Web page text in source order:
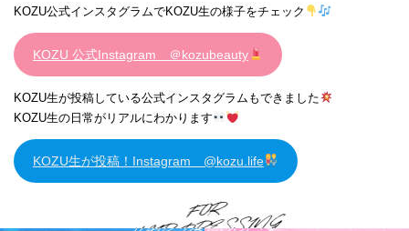
KOZU公式インスタグラムでKOZU生の様子をチェック
KOZU 公式Instagram ＠kozubeauty
KOZU生が投稿している公式インスタグラムもできました
KOZU生の日常がリアルにわかります
KOZU生が投稿！Instagram @kozu.life